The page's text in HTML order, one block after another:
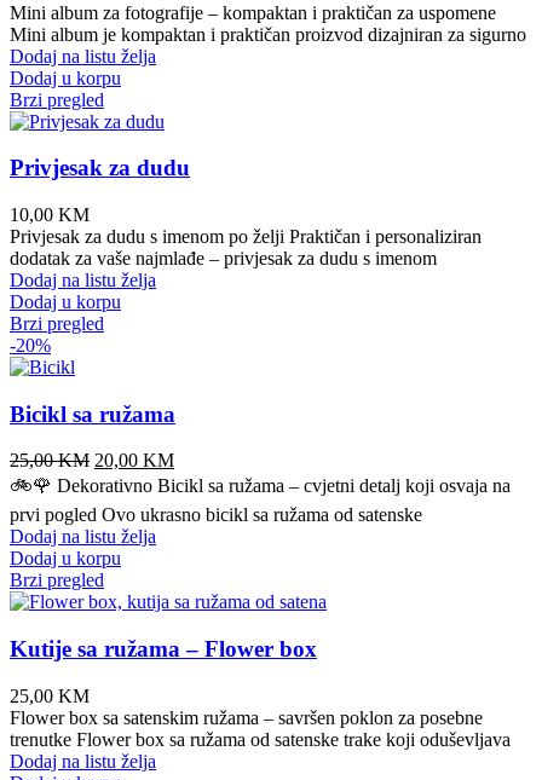
Mini album za fotografije – kompaktan i praktičan za uspomene
Mini album je kompaktan i praktičan proizvod dizajniran za sigurno
Dodaj na listu želja
Dodaj u korpu
Brzi pregled
Privjesak za dudu
10,00 KM
Privjesak za dudu s imenom po želji Praktičan i personaliziran
dodatak za vaše najmlađe – privjesak za dudu s imenom
Dodaj na listu želja
Dodaj u korpu
Brzi pregled
-20%
Bicikl sa ružama
25,00KM Original
price
25,00 KM.
20,00 KMCurrent
price
20,00 KM.
🚲🌹 Dekorativno Bicikl sa ružama – cvjetni detalj koji osvaja na
prvi pogled Ovo ukrasno bicikl sa ružama od satenske
Dodaj na listu želja
Dodaj u korpu
Brzi pregled
Kutije sa ružama – Flower box
25,00 KM
Flower box sa satenskim ružama – savršen poklon za posebne
trenutke Flower box sa ružama od satenske trake koji oduševljava
Dodaj na listu želja